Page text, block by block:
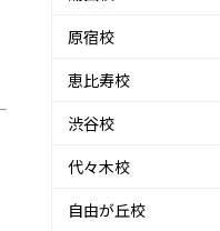
原宿校
恵比寿校
渋谷校
代々木校
自由が丘校